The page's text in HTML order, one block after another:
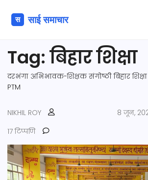
Tag: बिहार शिक्षा
दरभंगा अभिभावक-शिक्षक संगोष्ठी बिहार शिक्षा
PTM
NIKHIL ROY
8 जून,
17 टिप्पणि